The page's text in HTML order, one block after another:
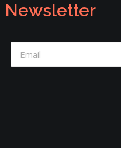
Newsletter